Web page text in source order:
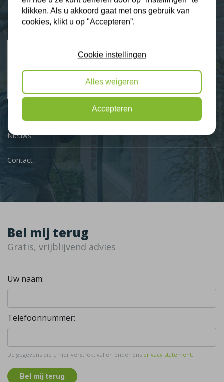
Plus Isolatie
Uw isolatie specialist
Klantbeoordelingen
Nieuws
Contact
Bel mij terug
Gratis, vrijblijvend advies
Uw naam:
Telefoonnummer:
De gegevens die u hier verstrekt vallen onder ons privacy statement.
Bel mij terug
klikken. Als u akkoord gaat met ons gebruik van
cookies, klikt u op "Accepteren”.
Cookie instellingen
Alles weigeren
Accepteren